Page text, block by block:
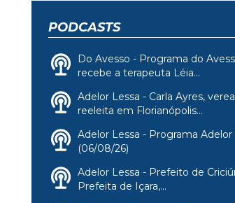
PODCASTS
Do Avesso - Programa do
recebe a terapeuta Léia...
Adelor Lessa - Carla Ayres,
reeleita em Florianópolis...
Adelor Lessa - Programa Adelor
(06/08/26)
Adelor Lessa - Prefeito de
Prefeita de Içara,...